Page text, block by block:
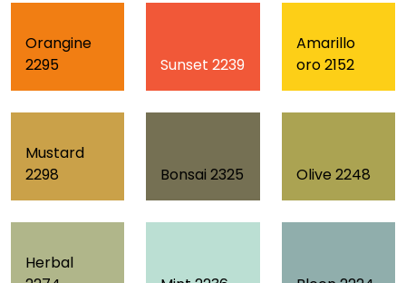
Orangine
2295
Sunset 2239
Amarillo
oro 2152
Mustard
2298
Bonsai 2325 Olive 2248
Herbal